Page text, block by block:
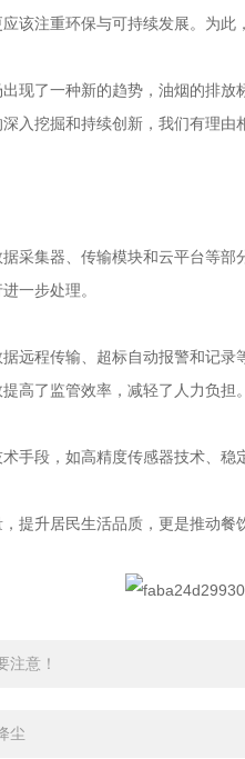
该注重环保与可持续发展。为
了一种新的趋势，油烟的排放
入挖掘和持续创新，我们有理由
集器、传输模块和云平台等部
一步处理。
程传输、超标自动报警和记录
高了监管效率，减轻了人力负担。
段，如高精度传感器技术、稳
升居民生活品质，更是推动餐
注意！
尘